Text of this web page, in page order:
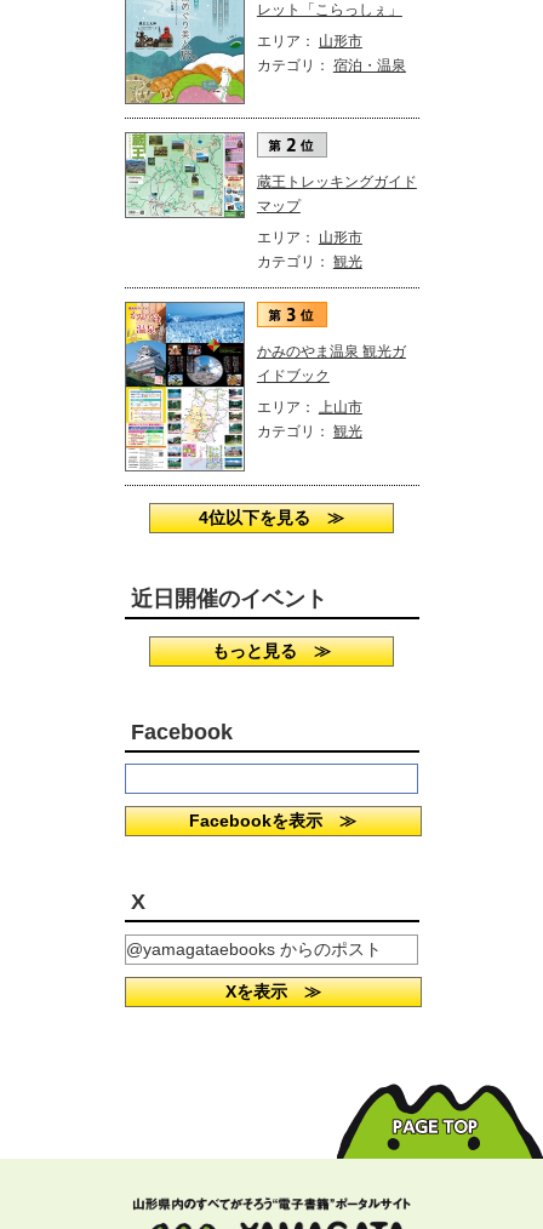
レット「こらっしぇ」
エリア： 山形市
カテゴリ： 宿泊・温泉
蔵王トレッキングガイド
マップ
エリア： 山形市
カテゴリ： 観光
かみのやま温泉 観光ガ
イドブック
エリア： 上山市
カテゴリ： 観光
4位以下を見る ≫
近日開催のイベント
もっと見る ≫
Facebook
Facebookを表示 ≫
X
@yamagataebooks からのポスト
Xを表示 ≫